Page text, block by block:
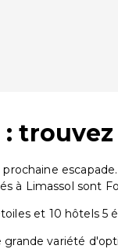
:
Limassol sont
et 10 hôtels 5
variété